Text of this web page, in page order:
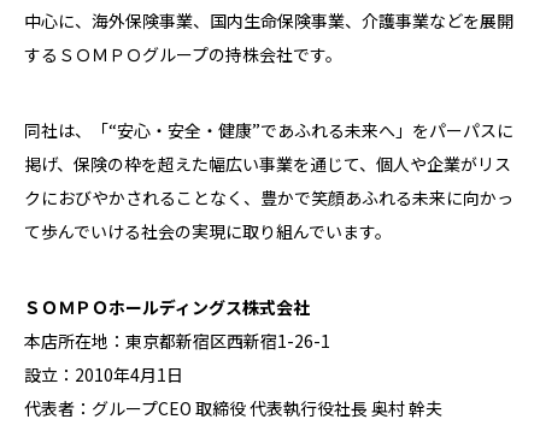
中心に、海外保険事業、国内生命保険事業、介護事業などを展開
するＳＯＭＰＯグループの持株会社です。
同社は、「“安心・安全・健康”であふれる未来へ」をパーパスに
掲げ、保険の枠を超えた幅広い事業を通じて、個人や企業がリス
クにおびやかされることなく、豊かで笑顔あふれる未来に向かっ
て歩んでいける社会の実現に取り組んでいます。
ＳＯＭＰＯホールディングス株式会社
本店所在地：東京都新宿区西新宿1-26-1
設立：2010年4月1日
代表者：グループCEO 取締役 代表執行役社長 奥村 幹夫